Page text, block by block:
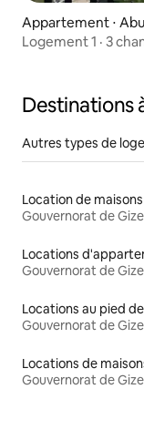
Appartement ⋅
Logement 1 · 3
Destinations
Autres types de
Gouvernorat de
Locations
Gouvernorat de
Locations au pied
Gouvernorat de
Locations de
Gouvernorat de